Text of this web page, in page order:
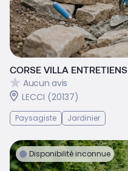
CORSE VILLA ENTRETIENS
Aucun avis
LECCI (20137)
Paysagiste Jardinier
Disponibilité inconnue